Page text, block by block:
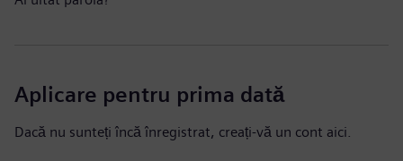
Aplicare pentru prima dată
Dacă nu sunteți încă înregistrat, creați-vă un cont aici.